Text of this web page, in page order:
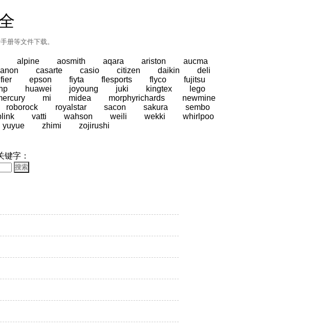
册等文件下载。
alpine aosmith aqara ariston
aucma
casarte casio citizen daikin
deli
epson fiyta flesports flyco
fujitsu
hp huawei joyoung juki kingtex
lego
mi midea morphyrichards
newmine
roborock royalstar sacon sakura
sembo
vatti wahson weili wekki
whirlpoo
yuyue zhimi zojirushi
键字：